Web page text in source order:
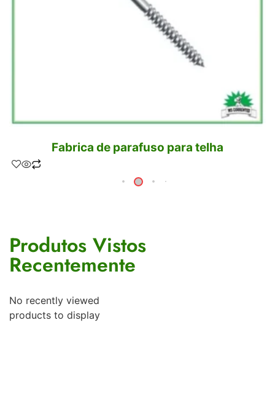
Fabrica de parafuso para telha
Produtos Vistos
Recentemente
No recently viewed
products to display